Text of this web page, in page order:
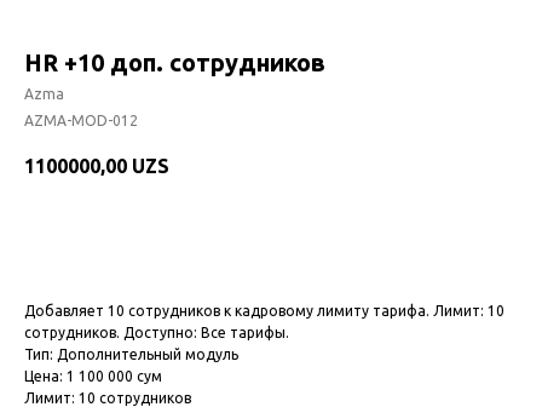
HR +10 доп. сотрудников
Azma
AZMA-MOD-012
1100000,00 UZS
Добавляет 10 сотрудников к кадровому лимиту тарифа. Лимит: 10
сотрудников. Доступно: Все тарифы.
Тип: Дополнительный модуль
Цена: 1 100 000 сум
Лимит: 10 сотрудников